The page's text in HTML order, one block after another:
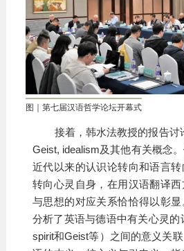
图｜第七届汉语哲学论坛开幕式
接着，韩水法教授的报告讨
Geist, idealism及其他有关概念
近代以来的认识论转向和语言
转向心灵自身，在用汉语翻译
与思想的对应关系恰恰得以彰
分析了英语与德语中有关心灵的
spirit和Geist等）之间的意义关